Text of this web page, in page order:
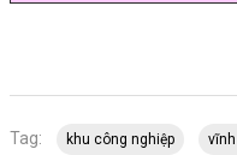
Tag: khu công nghiệp